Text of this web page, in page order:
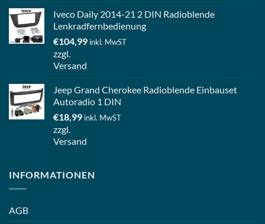
Iveco Daily 2014-21 2 DIN Radioblende
Lenkradfernbedienung
€104,99 inkl. MwST
zzgl.
Versand
Jeep Grand Cherokee Radioblende Einbauset
Autoradio 1 DIN
€18,99 inkl. MwST
zzgl.
Versand
INFORMATIONEN
AGB